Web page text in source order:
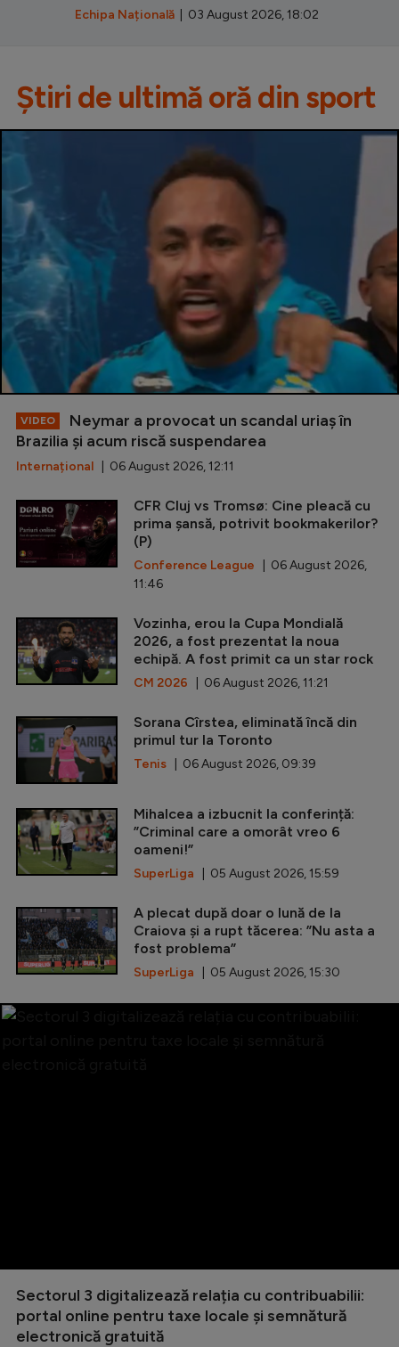
Echipa Națională | 03 August 2026, 18:02
Știri de ultimă oră din sport
VIDEO
Neymar a provocat un scandal uriaș în
Brazilia și acum riscă suspendarea
Internațional | 06 August 2026, 12:11
CFR Cluj vs Tromsø: Cine pleacă cu
prima șansă, potrivit bookmakerilor?
(P)
Conference League | 06 August 2026,
11:46
Vozinha, erou la Cupa Mondială
2026, a fost prezentat la noua
echipă. A fost primit ca un star rock
CM 2026 | 06 August 2026, 11:21
Sorana Cîrstea, eliminată încă din
primul tur la Toronto
Tenis | 06 August 2026, 09:39
Mihalcea a izbucnit la conferință:
”Criminal care a omorât vreo 6
oameni!”
SuperLiga | 05 August 2026, 15:59
A plecat după doar o lună de la
Craiova și a rupt tăcerea: ”Nu asta a
fost problema”
SuperLiga | 05 August 2026, 15:30
Sectorul 3 digitalizează relația cu contribuabilii:
portal online pentru taxe locale și semnătură
electronică gratuită